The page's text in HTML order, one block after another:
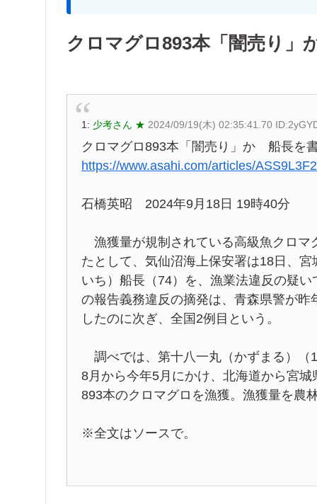
クロマグロ893本「闇売り
1: 少考さん ★ 2024/09/19(木) 02:35:41.70
クロマグロ893本「闇売り」か 船長を
https://www.asahi.com/articles/
石橋英昭 2024年9月18日 19時40分
漁獲量が規制されている高級魚クロマ
たとして、気仙沼海上保安署は18日、
いち）船長（74）を、漁業法違反の疑
の報告義務違反の摘発は、青森県警が
したのに次ぎ、全国2例目という。
調べでは、第十八一丸（かずまる）（
8月から今年5月にかけ、北海道から宮
893本のクロマグロを漁獲。漁獲量を農
※全文はソースで。